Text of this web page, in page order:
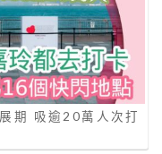
期 吸逾20萬人次打